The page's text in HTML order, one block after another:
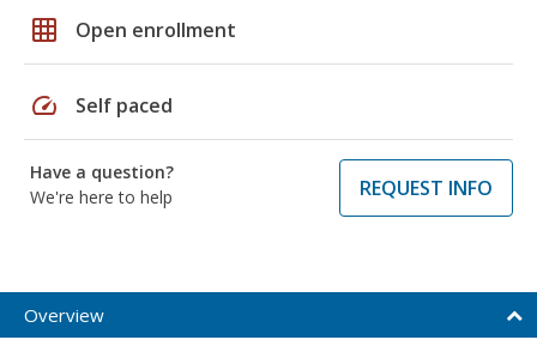
grid_on Open enrollment
speed Self paced
Have a question?
We're here to help
REQUEST INFO
Overview